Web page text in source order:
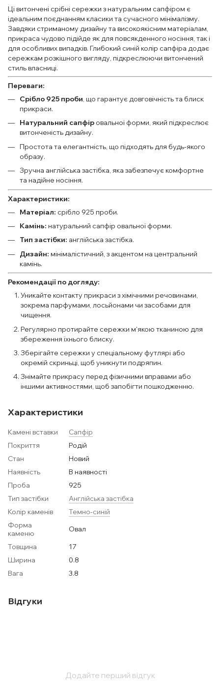
Ці витончені срібні сережки з натуральним сапфіром є
ідеальним поєднанням класики та сучасного мінімалізму.
Завдяки стриманому дизайну та високоякісним матеріалам,
прикраса чудово підійде як для повсякденного носіння, так і
для особливих випадків. Глибокий синій колір сапфіра додає
сережкам розкішного вигляду, підкреслюючи витончений
стиль власниці.
Переваги:
Срібло 925 проби, що гарантує довговічність та блиск
прикраси.
Натуральний сапфір овальної форми, який підкреслює
витонченість дизайну.
Простота та елегантність, що підходять для будь-якого
образу.
Зручна англійська застібка, яка забезпечує комфортне
та надійне носіння.
Характеристики:
Матеріал: срібло 925 проби.
Камінь: натуральний сапфір овальної форми.
Тип застібки: англійська застібка.
Дизайн: мінімалістичний, з акцентом на центральний
камінь.
Рекомендації по догляду:
Уникайте контакту прикраси з хімічними речовинами,
зокрема парфумами, лосьйонами чи засобами для
чищення.
Регулярно протирайте сережки м'якою тканиною для
збереження їхнього блиску.
Зберігайте сережки у спеціальному футлярі або
окремій скриньці, щоб уникнути подряпин.
Знімайте прикрасу перед фізичними вправами або
іншими активностями, щоб запобігти пошкодженню.
Характеристики
Камені вставки
Сапфір
Покриття
Родій
Стан
Новий
Наявність
В наявності
Проба
925
Тип застібки
Англійська застібка
Колір каменів
Темно-синій
Форма
каменю
Овал
Товщина
17
Ширина
0.8
Вага
3.8
Відгуки
Додайте перший відгук